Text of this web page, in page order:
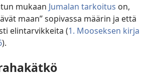
mukaan Jumalan tarkoitus on,
maan” sopivassa määrin ja että
elintarvikkeita (1. Mooseksen kirja
).